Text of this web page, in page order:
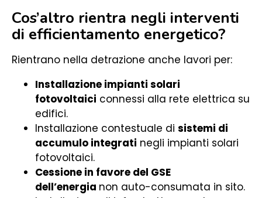
Cos’altro rientra negli interventi
di efficientamento energetico?
Rientrano nella detrazione anche lavori per:
Installazione impianti solari
fotovoltaici connessi alla rete elettrica su
edifici.
Installazione contestuale di sistemi di
accumulo integrati negli impianti solari
fotovoltaici.
Cessione in favore del GSE
dell’energia non auto-consumata in sito.